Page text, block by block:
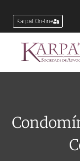
Karpat On-line